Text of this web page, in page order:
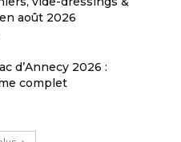
août 2026
d’Annecy 2026 :
complet